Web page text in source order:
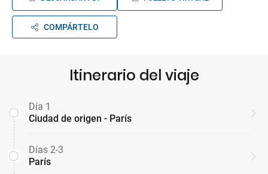
COMPÁRTELO
Itinerario del viaje
Día 1
Ciudad de origen - París
Días 2-3
París